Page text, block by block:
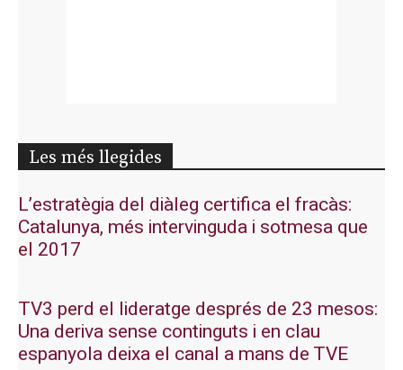
Les més llegides
L’estratègia del diàleg certifica el fracàs:
Catalunya, més intervinguda i sotmesa que
el 2017
TV3 perd el lideratge després de 23 mesos:
Una deriva sense continguts i en clau
espanyola deixa el canal a mans de TVE